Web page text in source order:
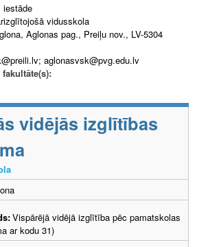
iestāde
vidusskola
Aglonas pag., Preiļu nov., LV-5304
aglonasvsk@pvg.edu.lv
vidējās izglītības
Vispārējā vidējā izglītība pēc pamatskolas
ar kodu 31)